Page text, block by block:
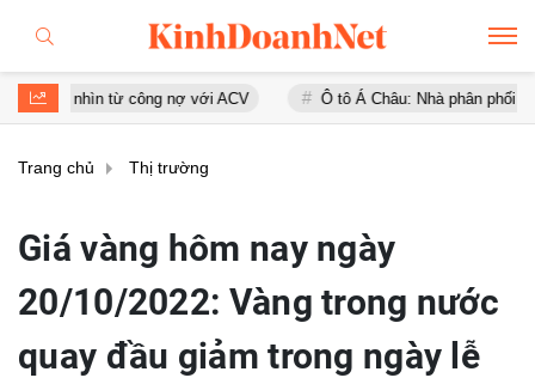
từ công nợ với ACV Ô tô Á Châu: Nhà phân phối Audi tại
Trang chủ Thị trường
Giá vàng hôm nay ngày
20/10/2022: Vàng trong nước
quay đầu giảm trong ngày lễ